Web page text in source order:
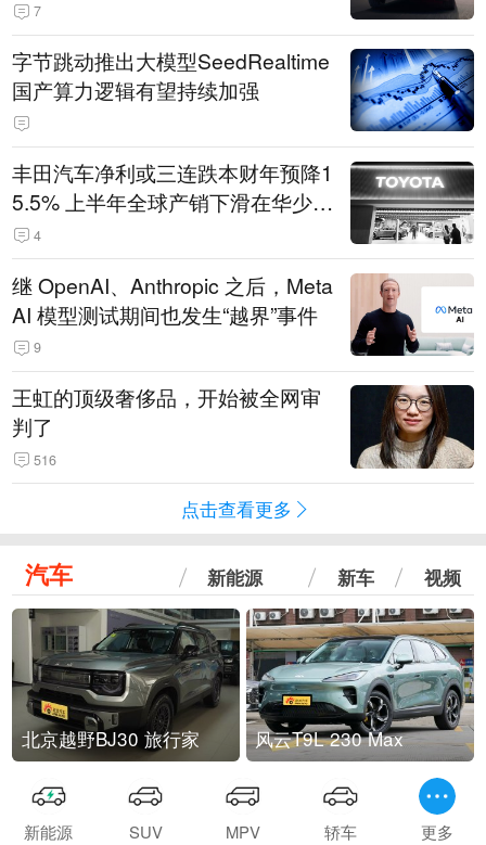
7
字节跳动推出大模型SeedRealtime
国产算力逻辑有望持续加强
丰田汽车净利或三连跌本财年预降1
5.5% 上半年全球产销下滑在华少卖
14.3万辆
4
继 OpenAI、Anthropic 之后，Meta
AI 模型测试期间也发生“越界”事件
9
王虹的顶级奢侈品，开始被全网审
判了
516
点击查看更多
汽车 新能源 新车 视频
北京越野BJ30 旅行家 风云T9L 230 Max
新能源 SUV MPV 轿车 更多